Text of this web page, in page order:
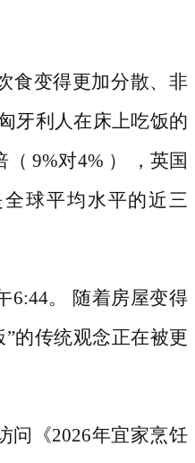
食变得更加分散、非
牙利人在床上吃饭的
（ 9%对4% ） ，英国
球平均水平的近三
6:44。 随着房屋变得
的传统观念正在被更
问 《2026年宜家烹饪